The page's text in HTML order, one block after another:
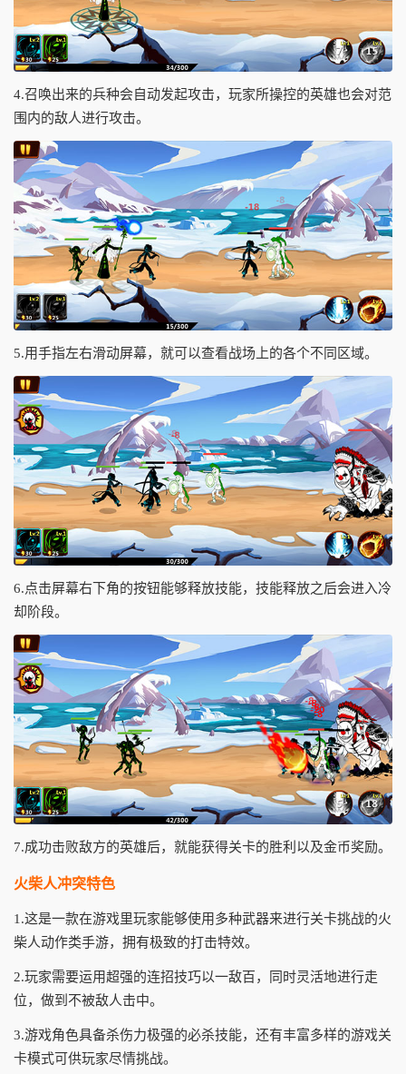
4.召唤出来的兵种会自动发起攻击，玩家所操控的英雄也会对范
围内的敌人进行攻击。
5.用手指左右滑动屏幕，就可以查看战场上的各个不同区域。
6.点击屏幕右下角的按钮能够释放技能，技能释放之后会进入冷
却阶段。
7.成功击败敌方的英雄后，就能获得关卡的胜利以及金币奖励。
火柴人冲突特色
1.这是一款在游戏里玩家能够使用多种武器来进行关卡挑战的火
柴人动作类手游，拥有极致的打击特效。
2.玩家需要运用超强的连招技巧以一敌百，同时灵活地进行走
位，做到不被敌人击中。
3.游戏角色具备杀伤力极强的必杀技能，还有丰富多样的游戏关
卡模式可供玩家尽情挑战。